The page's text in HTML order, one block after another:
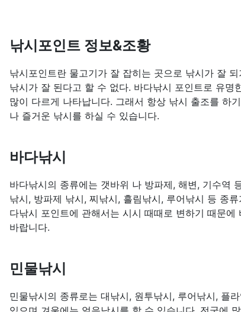
낚시포인트 정보&조황
낚시포인트란 물고기가 잘 잡히는 곳으로 낚시가 잘
낚시가 잘 된다고 할 수 없다. 바다낚시 포인트로 유
많이 다르게 나타납니다. 그래서 항상 낚시 출조를 하
나 즐거운 낚시를 하실 수 있습니다.
바다낚시
바다낚시의 종류에는 갯바위 나 방파제, 해변, 기수역
낚시, 방파제 낚시, 찌낚시, 흘림낚시, 루어낚시 등 종
다낚시 포인트에 관해서는 시시 때때로 변하기 때문
바랍니다.
민물낚시
민물낚시의 종류로는 대낚시, 원투낚시, 루어낚시, 플